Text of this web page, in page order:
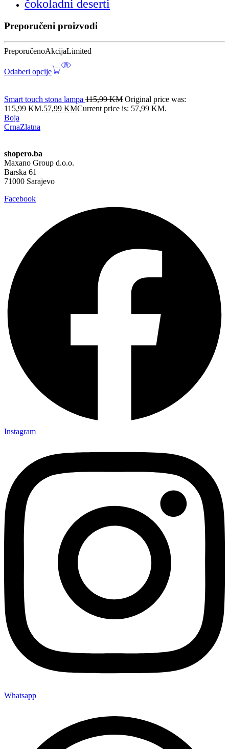
čokoladni deserti
Preporučeni proizvodi
PreporučenoAkcijaLimited
Odaberi opcije
Smart touch stona lampa 115,99KM Original price was:
115,99 KM.57,99 KMCurrent price is: 57,99 KM.
Boja
CrnaZlatna
shopero.ba
Maxano Group d.o.o.
Barska 61
71000 Sarajevo
Facebook
Instagram
Whatsapp